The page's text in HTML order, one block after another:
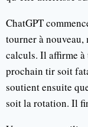
ChatGPT
tourner à nouveau,
calculs. Il affirme à
prochain tir soit
soutient ensuite
soit la rotation. Il